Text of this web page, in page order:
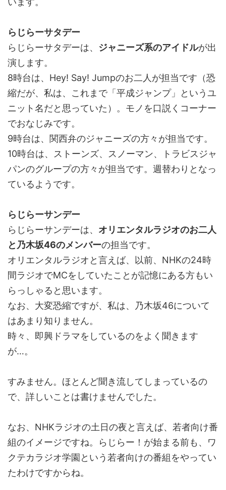
らじらーサタデー
らじらーサタデーは、 ジャニーズ系のアイドルが出
演します。
8時台は、Hey! Say! Jumpのお二人が担当です（恐
縮だが、私は、これまで「平成ジャンプ」というユ
ニット名だと思っていた）。モノを口説くコーナー
でおなじみです。
9時台は、関西弁のジャニーズの方々が担当です。
10時台は、ストーンズ、スノーマン、トラビスジャ
パンのグループの方々が担当です。週替わりとなっ
ているようです。
らじらーサンデー
らじらーサンデーは、 オリエンタルラジオのお二人
と乃木坂46のメンバーの担当です。
オリエンタルラジオと言えば、以前、NHKの24時
間ラジオでMCをしていたことが記憶にある方もい
らっしゃると思います。
なお、大変恐縮ですが、私は、乃木坂46について
はあまり知りません。
時々、即興ドラマをしているのをよく聞きます
が…。
すみません。ほとんど聞き流してしまっているの
で、詳しいことは書けませんでした。
なお、NHKラジオの土日の夜と言えば、若者向け番
組のイメージですね。らじらー！が始まる前も、ワ
クテカラジオ学園という若者向けの番組をやってい
たわけですからね。